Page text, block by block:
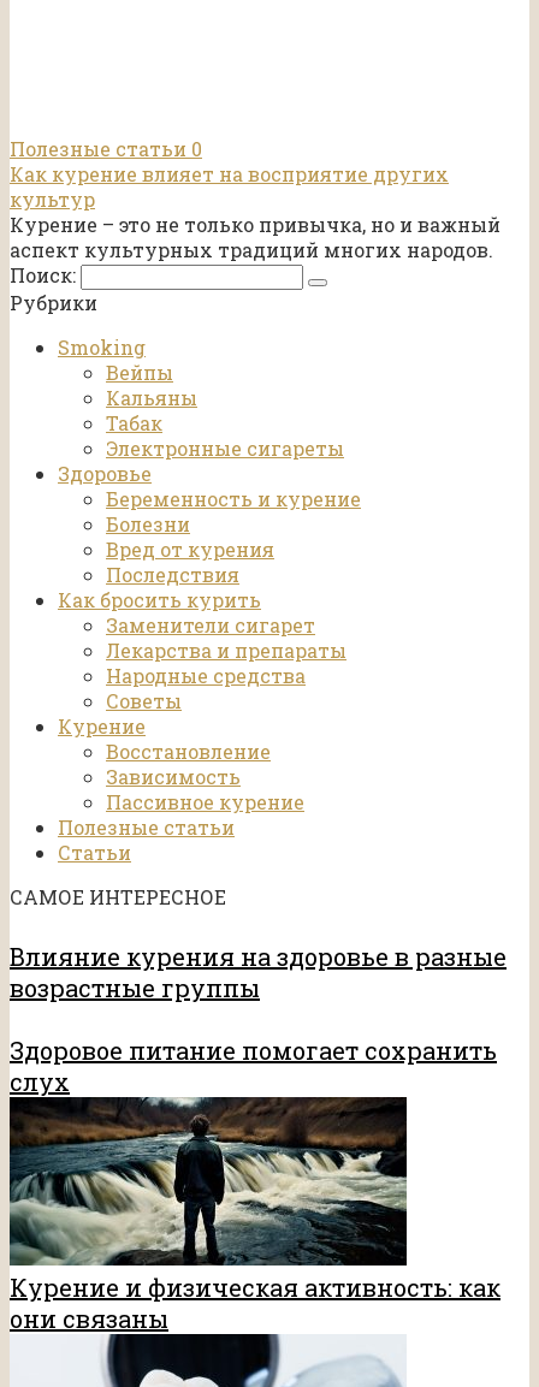
Полезные статьи 0
Как курение влияет на восприятие других
культур
Курение – это не только привычка, но и важный
аспект культурных традиций многих народов.
Поиск:
Рубрики
Smoking
Вейпы
Кальяны
Табак
Электронные сигареты
Здоровье
Беременность и курение
Болезни
Вред от курения
Последствия
Как бросить курить
Заменители сигарет
Лекарства и препараты
Народные средства
Советы
Курение
Восстановление
Зависимость
Пассивное курение
Полезные статьи
Статьи
САМОЕ ИНТЕРЕСНОЕ
Влияние курения на здоровье в разные
возрастные группы
Здоровое питание помогает сохранить
слух
Курение и физическая активность: как
они связаны